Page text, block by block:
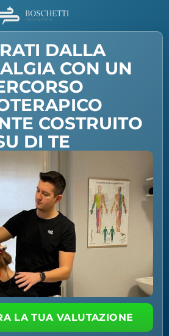
DALLA
CON UN
COSTRUITO
DI TE
LA TUA VALUTAZIONE